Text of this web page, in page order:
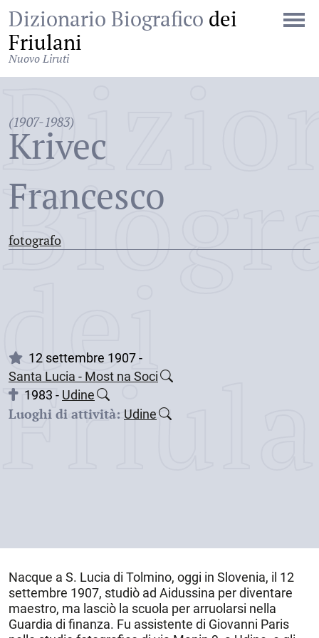
Dizionario Biografico dei
Friulani
Nuovo Liruti
(1907-1983)
Krivec
Francesco
fotografo
dei
12 settembre 1907 -
Santa Lucia - Most na Soci
1983 - Udine
Luoghi di attività: Udine
Nacque a S. Lucia di Tolmino, oggi in Slovenia, il 12
settembre 1907, studiò ad Aidussina per diventare
maestro, ma lasciò la scuola per arruolarsi nella
Guardia di finanza. Fu assistente di Giovanni Paris